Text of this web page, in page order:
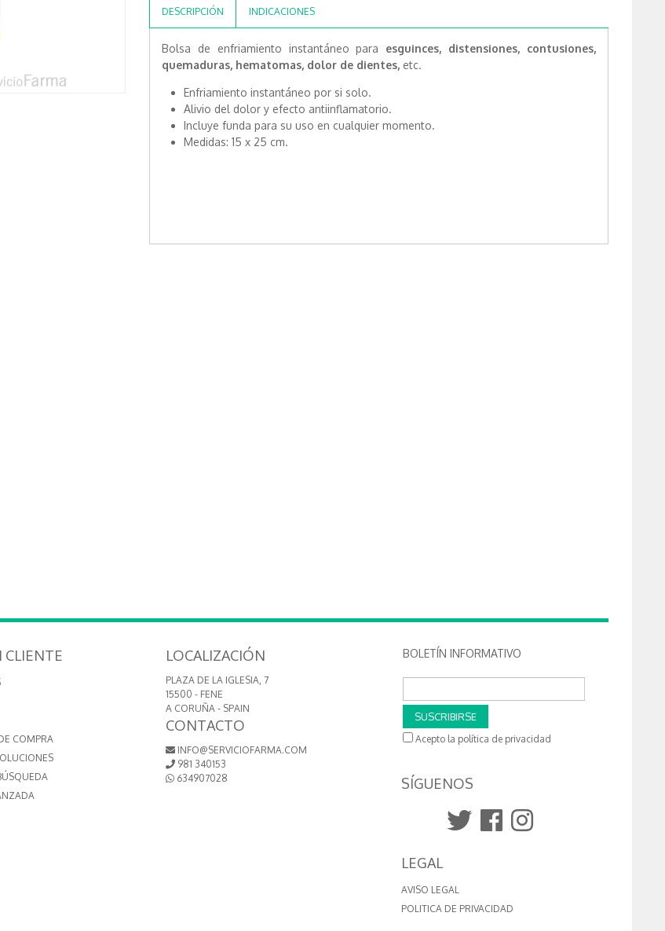
DESCRIPCIÓN INDICACIONES
Bolsa de enfriamiento instantáneo para esguinces, distensiones, contusiones,
quemaduras, hematomas, dolor de dientes, etc.
Enfriamiento instantáneo por si solo.
Alivio del dolor y efecto antiinflamatorio.
Incluye funda para su uso en cualquier momento.
Medidas: 15 x 25 cm.
CLIENTE
COMPRA
LOCALIZACIÓN
PLAZA DE LA IGLESIA, 7
15500 - FENE
A CORUÑA - SPAIN
CONTACTO
INFO@SERVICIOFARMA.COM
981 340153
634907028
BOLETÍN INFORMATIVO
SUSCRIBIRSE
Acepto la política de privacidad
SÍGUENOS
LEGAL
AVISO LEGAL
POLITICA DE PRIVACIDAD